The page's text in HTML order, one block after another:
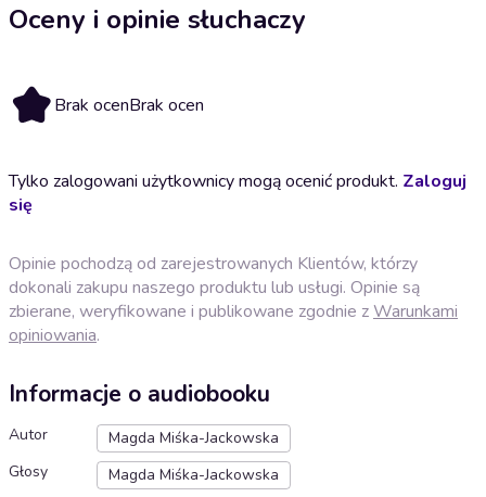
Oceny i opinie słuchaczy
Brak ocenBrak ocen
Tylko zalogowani użytkownicy mogą ocenić produkt. Zaloguj
się
Opinie pochodzą od zarejestrowanych Klientów, którzy
dokonali zakupu naszego produktu lub usługi. Opinie są
zbierane, weryfikowane i publikowane zgodnie zWarunkami
opiniowania.
Informacje o audiobooku
Autor
Magda Miśka-Jackowska
Głosy
Magda Miśka-Jackowska